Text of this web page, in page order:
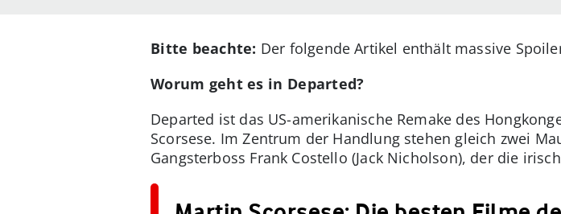
Bitte beachte: Der folgende Artikel enthält massive
Worum geht es in Departed?
Departed ist das US-amerikanische Remake des
Scorsese. Im Zentrum der Handlung stehen gleich zwei
Gangsterboss Frank Costello (Jack Nicholson), der die